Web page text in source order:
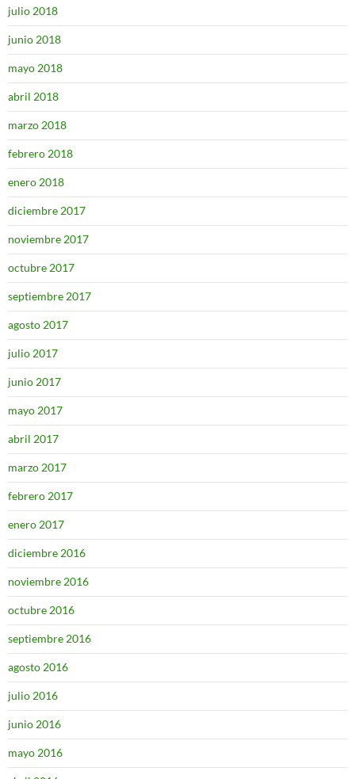
julio 2018
junio 2018
mayo 2018
abril 2018
marzo 2018
febrero 2018
enero 2018
diciembre 2017
noviembre 2017
octubre 2017
septiembre 2017
agosto 2017
julio 2017
junio 2017
mayo 2017
abril 2017
marzo 2017
febrero 2017
enero 2017
diciembre 2016
noviembre 2016
octubre 2016
septiembre 2016
agosto 2016
julio 2016
junio 2016
mayo 2016